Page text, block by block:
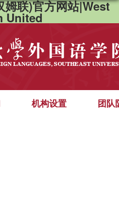
姆联)官方网站|West
United
机构设置 团队